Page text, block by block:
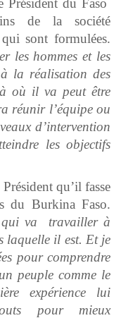
de la société
sont formulées.
les hommes et les
la réalisation des
où il va peut être
réunir l’équipe ou
d’intervention
les objectifs
qu’il fasse
du Burkina Faso.
qui va travailler à
laquelle il est. Et je
pour comprendre
peuple comme le
expérience lui
pour mieux